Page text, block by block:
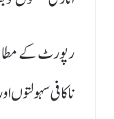
ناکافی